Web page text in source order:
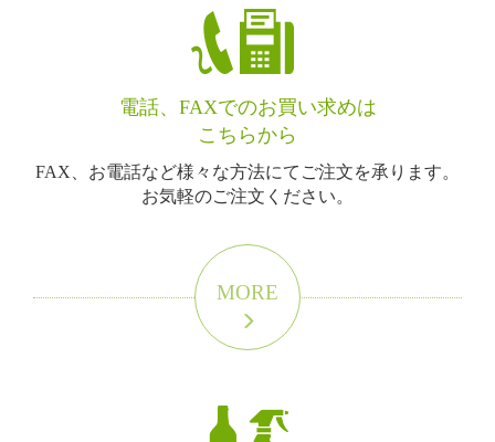
電話、FAXでのお買い求めは
こちらから
FAX、お電話など様々な方法にてご注文を承ります。
お気軽のご注文ください。
MORE